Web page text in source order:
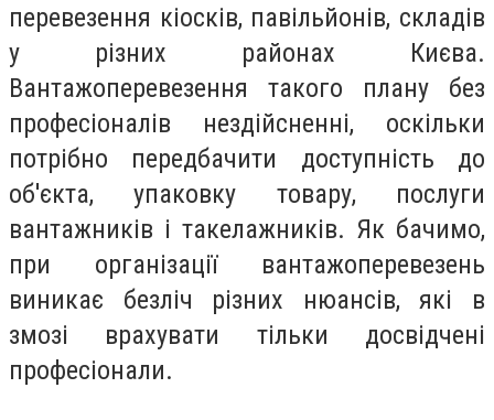
перевезення кіосків, павільйонів, складів
у різних районах Києва.
Вантажоперевезення такого плану без
професіоналів нездійсненні, оскільки
потрібно передбачити доступність до
об'єкта, упаковку товару, послуги
вантажників і такелажників. Як бачимо,
при організації вантажоперевезень
виникає безліч різних нюансів, які в
змозі врахувати тільки досвідчені
професіонали.